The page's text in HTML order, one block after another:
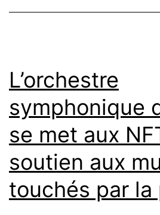
L’orchestre
symphonique
se met aux
soutien aux
touchés par la